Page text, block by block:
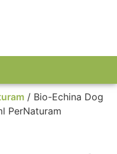
/ Bio-Echina Dog
PerNaturam